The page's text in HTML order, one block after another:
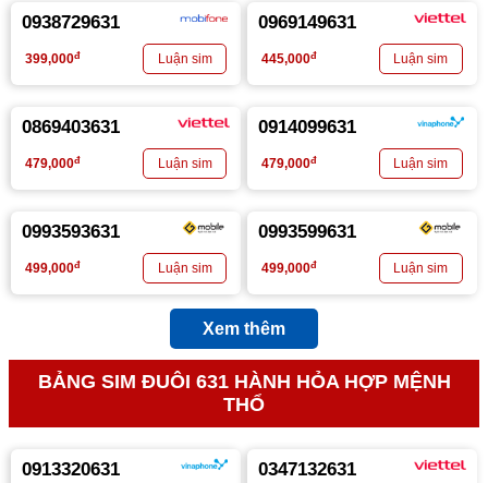
0938729631
399,000đ
0969149631
445,000đ
0869403631
479,000đ
0914099631
479,000đ
0993593631
499,000đ
0993599631
499,000đ
Xem thêm
BẢNG SIM ĐUÔI 631 HÀNH HỎA HỢP MỆNH
THỔ
0913320631 0347132631